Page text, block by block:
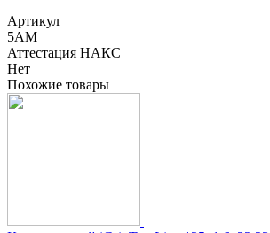
Артикул
5АМ
Аттестация НАКС
Нет
Похожие товары